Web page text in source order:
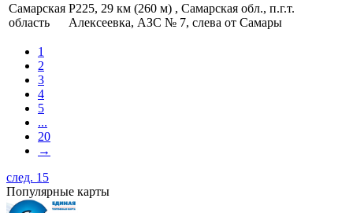
Самарская
область
Р225, 29 км (260 м) , Самарская обл., п.г.т.
Алексеевка, АЗС № 7, слева от Самары
1
2
3
4
5
...
20
→
след. 15
Популярные карты